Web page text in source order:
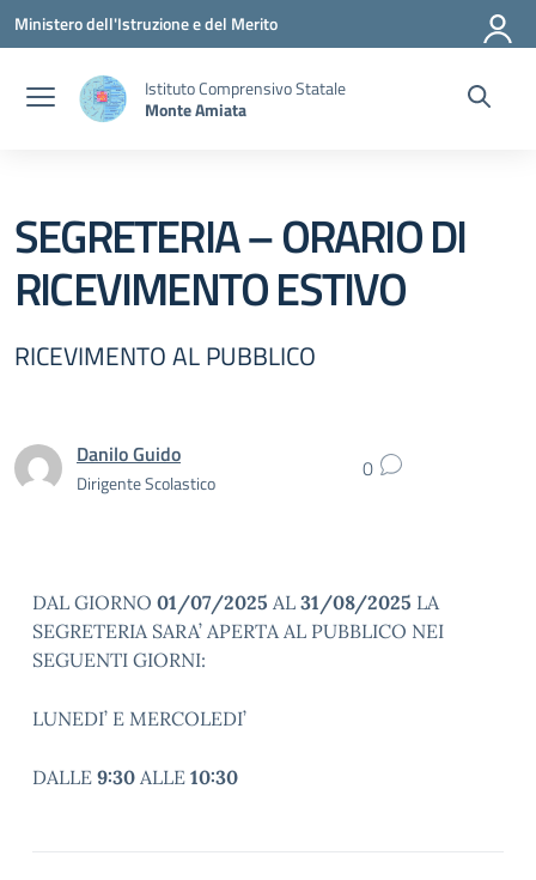
Vai ai contenuti
Vai al menu di navigazione
Vai al footer
Ministero dell'Istruzione e del Merito
Istituto Comprensivo Statale
Monte Amiata
SEGRETERIA – ORARIO DI
RICEVIMENTO ESTIVO
RICEVIMENTO AL PUBBLICO
Danilo Guido
Dirigente Scolastico 0
DAL GIORNO 01/07/2025 AL 31/08/2025 LA
SEGRETERIA SARA’ APERTA AL PUBBLICO NEI
SEGUENTI GIORNI:
LUNEDI’ E MERCOLEDI’
DALLE 9:30 ALLE 10:30